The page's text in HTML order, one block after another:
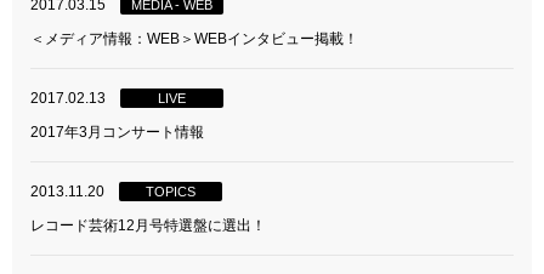
2017.03.15 MEDIA - WEB
＜メディア情報：WEB＞WEBインタビュー掲載！
2017.02.13 LIVE
2017年3月コンサート情報
2013.11.20 TOPICS
レコード芸術12月号特選盤に選出！